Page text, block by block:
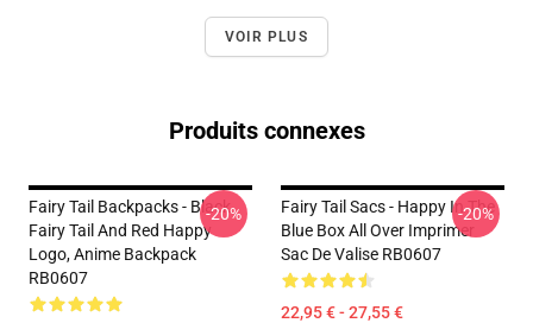
VOIR PLUS
Produits connexes
Fairy Tail Backpacks - Black
Fairy Tail And Red Happy
Logo, Anime Backpack
RB0607
-20%
Fairy Tail Sacs - Happy In The
Blue Box All Over Imprimer
Sac De Valise RB0607
22,95 € - 27,55 €
-20%